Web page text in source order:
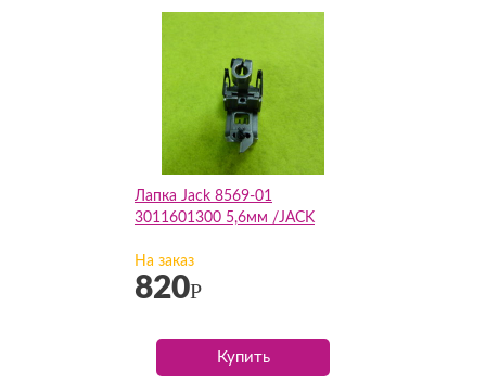
Лапка Jack 8569-01
3011601300 5,6мм /JACK
На заказ
820Р
Купить